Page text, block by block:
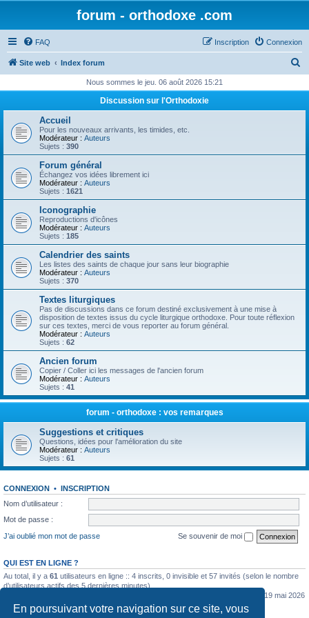
En poursuivant votre navigation sur ce site, vous
forum - orthodoxe .com
FAQ Connexion
Inscription
Site web Index forum
h
Nous sommes le jeu. 06 août 2026 15:21
Discussion sur l'Orthodoxie
Accueil
Pour les nouveaux arrivants, les timides, etc.
Modérateur : Auteurs
Sujets : 390
Forum général
Échangez vos idées librement ici
Modérateur : Auteurs
Sujets : 1621
Iconographie
Reproductions d'icônes
Modérateur : Auteurs
Sujets : 185
Calendrier des saints
Les listes des saints de chaque jour sans leur biographie
Modérateur : Auteurs
Sujets : 370
Textes liturgiques
Pas de discussions dans ce forum destiné exclusivement à une mise à
disposition de textes issus du cycle liturgique orthodoxe. Pour toute réflexion
sur ces textes, merci de vous reporter au forum général.
Modérateur : Auteurs
Sujets : 62
Ancien forum
Copier / Coller ici les messages de l'ancien forum
Modérateur : Auteurs
Sujets : 41
forum - orthodoxe : vos remarques
Suggestions et critiques
Questions, idées pour l'amélioration du site
Modérateur : Auteurs
Sujets : 61
CONNEXION • INSCRIPTION
Nom d’utilisateur :
Mot de passe :
J’ai oublié mon mot de passe
Se souvenir de moi
QUI EST EN LIGNE ?
Au total, il y a 61 utilisateurs en ligne :: 4 inscrits, 0 invisible et 57 invités (selon le nombre
d’utilisateurs actifs des 5 dernières minutes)
le mar. 19 mai 2026
0:07